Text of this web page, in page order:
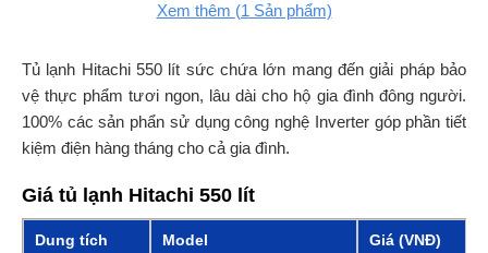
Xem thêm (1 Sản phẩm)
Tủ lạnh Hitachi 550 lít sức chứa lớn mang đến giải pháp bảo
vệ thực phẩm tươi ngon, lâu dài cho hộ gia đình đông người.
100% các sản phẩn sử dụng công nghệ Inverter góp phần tiết
kiệm điện hàng tháng cho cả gia đình.
Giá tủ lạnh Hitachi 550 lít
Dung tích Model Giá (VNĐ)